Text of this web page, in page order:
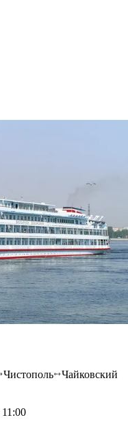
Чистополь
Чайковский
11:00